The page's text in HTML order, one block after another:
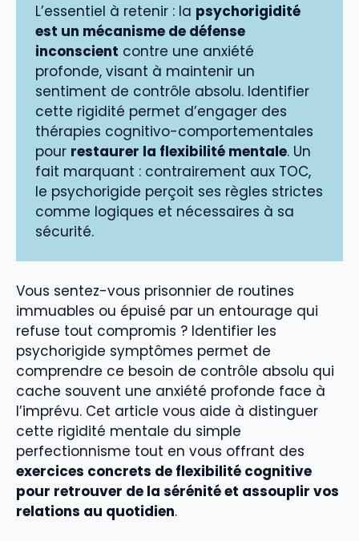
L’essentiel à retenir : la psychorigidité
est un mécanisme de défense
inconscient contre une anxiété
profonde, visant à maintenir un
sentiment de contrôle absolu. Identifier
cette rigidité permet d’engager des
thérapies cognitivo-comportementales
pour restaurer la flexibilité mentale. Un
fait marquant : contrairement aux TOC,
le psychorigide perçoit ses règles strictes
comme logiques et nécessaires à sa
sécurité.
Vous sentez-vous prisonnier de routines
immuables ou épuisé par un entourage qui
refuse tout compromis ? Identifier les
psychorigide symptômes permet de
comprendre ce besoin de contrôle absolu qui
cache souvent une anxiété profonde face à
l’imprévu. Cet article vous aide à distinguer
cette rigidité mentale du simple
perfectionnisme tout en vous offrant des
exercices concrets de flexibilité cognitive
pour retrouver de la sérénité et assouplir vos
relations au quotidien.